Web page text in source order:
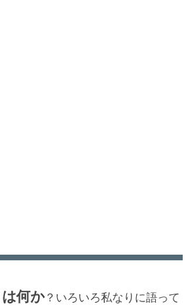
何か？いろいろ私なりに語って